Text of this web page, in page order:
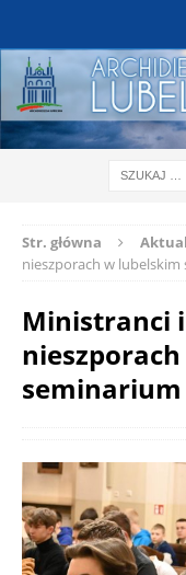
Str. główna
nieszporach w
Ministranci